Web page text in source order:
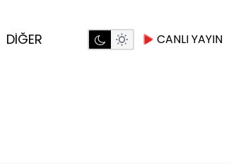
DİĞER CANLI YAYIN